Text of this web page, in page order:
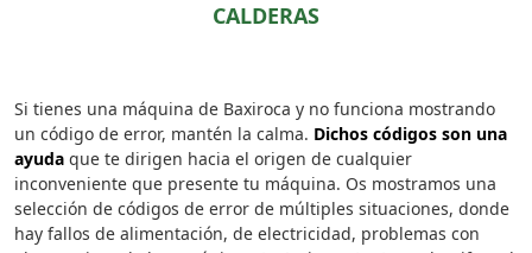
CALDERAS
Si tienes una máquina de Baxiroca y no funciona mostrando
un código de error, mantén la calma. Dichos códigos son una
ayuda que te dirigen hacia el origen de cualquier
inconveniente que presente tu máquina. Os mostramos una
selección de códigos de error de múltiples situaciones, donde
hay fallos de alimentación, de electricidad, problemas con